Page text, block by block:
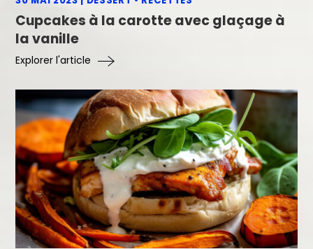
Cupcakes à la carotte avec glaçage à
la vanille
Explorer l'article